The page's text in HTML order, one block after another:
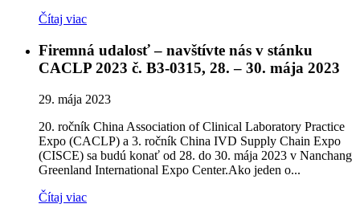
Čítaj viac
Firemná udalosť – navštívte nás v stánku
CACLP 2023 č. B3-0315, 28. – 30. mája 2023
29. mája 2023
20. ročník China Association of Clinical Laboratory Practice
Expo (CACLP) a 3. ročník China IVD Supply Chain Expo
(CISCE) sa budú konať od 28. do 30. mája 2023 v Nanchang
Greenland International Expo Center.Ako jeden o...
Čítaj viac